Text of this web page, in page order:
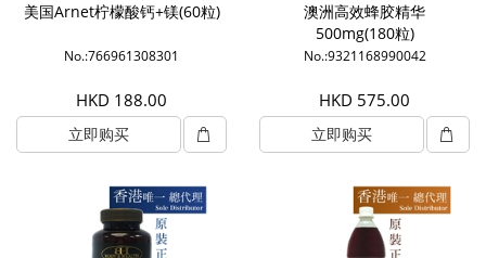
美国Arnet柠檬酸钙+镁(60粒)
No.:766961308301
HKD 188.00
立即购买
澳洲高效蜂胶精华
500mg(180粒)
No.:9321168990042
HKD 575.00
立即购买